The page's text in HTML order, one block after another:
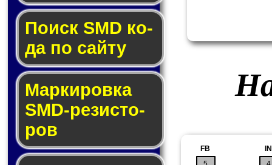
Поиск SMD ко­
да по сай­ту
Маркировка
SMD-ре­зис­то­
ров
IN
FB